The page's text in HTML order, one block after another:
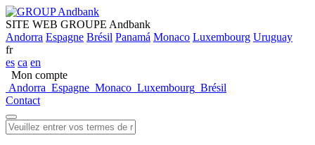
SITE WEB GROUPE Andbank
Andorra Espagne Brésil Panamá Monaco Luxembourg Uruguay
fr
es ca en
Mon compte
Andorra Espagne Monaco Luxembourg Brésil
Contact